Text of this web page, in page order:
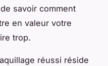
savoir comment
en valeur votre
trop.
réussi réside